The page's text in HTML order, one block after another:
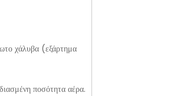
χάλυβα (εξάρτημα
ποσότητα αέρα.